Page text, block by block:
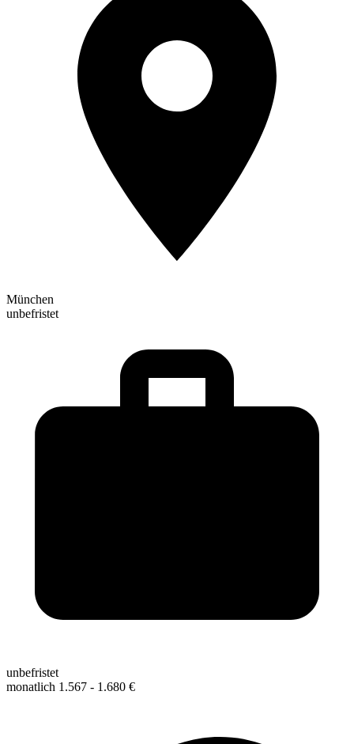
München
unbefristet
unbefristet
monatlich 1.567 - 1.680 €